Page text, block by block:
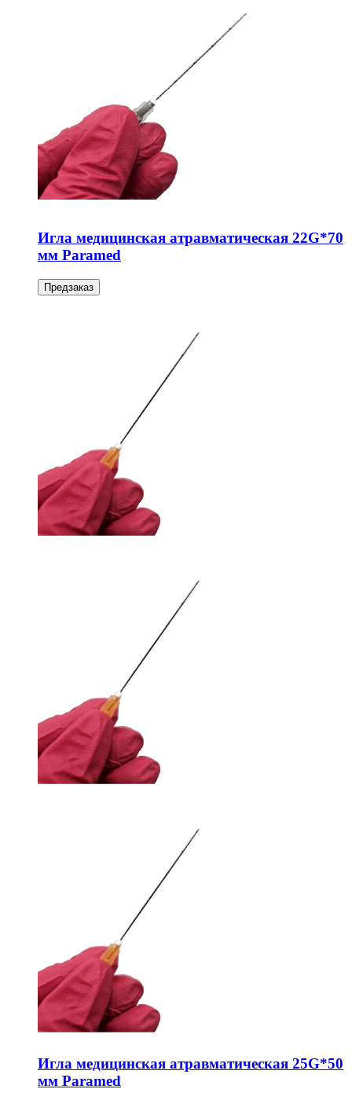
Игла медицинская атравматическая 22G*70
мм Paramed
Предзаказ
Игла медицинская атравматическая 25G*50
мм Paramed